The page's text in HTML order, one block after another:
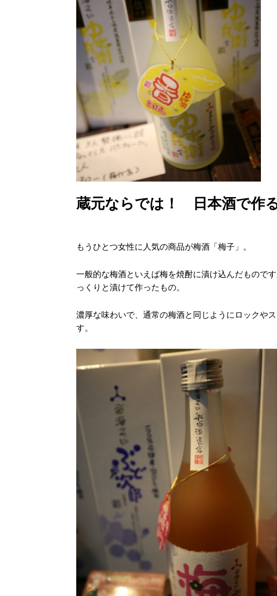
蔵元ならでは！ 日本酒で作
もうひとつ女性に人気の商品が梅酒「梅子」。
一般的な梅酒といえば梅を焼酎に漬け込んだもので
っくりと漬けて作ったもの。
濃厚な味わいで、通常の梅酒と同じようにロックや
す。